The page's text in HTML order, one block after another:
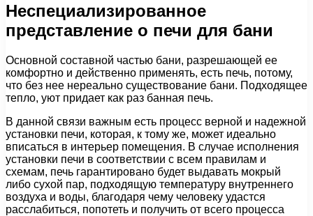
Неспециализированное
представление о печи для бани
Основной составной частью бани, разрешающей ее
комфортно и действенно применять, есть печь, потому,
что без нее нереально существование бани. Подходящее
тепло, уют придает как раз банная печь.
В данной связи важным есть процесс верной и надежной
установки печи, которая, к тому же, может идеально
вписаться в интерьер помещения. В случае исполнения
установки печи в соответствии с всем правилам и
схемам, печь гарантировано будет выдавать мокрый
либо сухой пар, подходящую температуру внутреннего
воздуха и воды, благодаря чему человеку удастся
расслабиться, попотеть и получить от всего процесса